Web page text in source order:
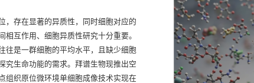
，存在显著的异质性，同时细胞对应的
相互作用、细胞异质性研究十分重要。
往是一群细胞的平均水平，且缺少细胞
究生命功能的需求。拜谱生物现推出空
组织原位微环境单细胞成像技术实现在